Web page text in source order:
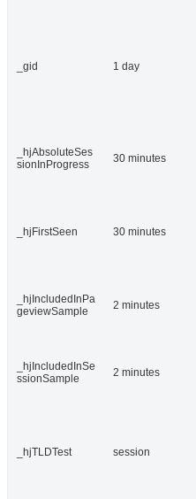
_gid 1 day
_hjAbsoluteSes
sionInProgress
30 minutes
_hjFirstSeen 30 minutes
_hjIncludedInPa
geviewSample
2 minutes
_hjIncludedInSe
ssionSample
2 minutes
_hjTLDTest session